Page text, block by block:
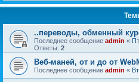
..переводы, обменный
Последнее сообщение admin «
Ответы: 2
Веб-маней, от и до от
Последнее сообщение admin «